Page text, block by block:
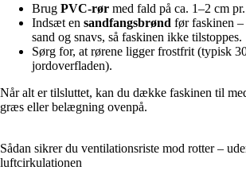
Brug PVC-rør med fald på ca. 1–2 cm
Indsæt en sandfangsbrønd før faskinen –
sand og snavs, så faskinen ikke tilstoppes.
Sørg for, at rørene ligger frostfrit (typisk
jordoverfladen).
Når alt er tilsluttet, kan du dække faskinen til
græs eller belægning ovenpå.
Sådan sikrer du ventilationsriste mod rotter –
luftcirkulationen